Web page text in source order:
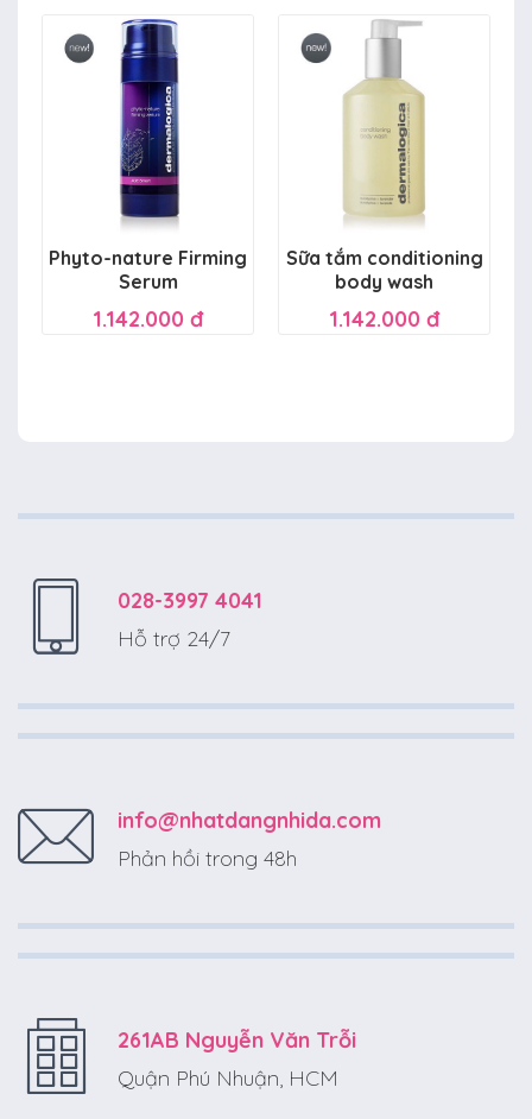
1.950.000 đ
1.410.000 đ
Phyto-nature Firming
Serum
1.142.000 đ
Sữa tắm conditioning
body wash
1.142.000 đ
028-3997 4041
Hỗ trợ 24/7
info@nhatdangnhida.com
Phản hồi trong 48h
261AB Nguyễn Văn Trỗi
Quận Phú Nhuận, HCM